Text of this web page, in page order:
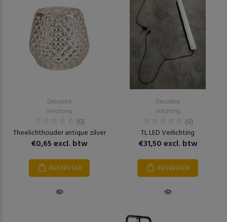
Decoratie
Inrichting
(0)
Theelichthouder antique zilver
€0,65 excl. btw
RESERVEER
Decoratie
Inrichting
(0)
TL LED Verlichting
€31,50 excl. btw
RESERVEER